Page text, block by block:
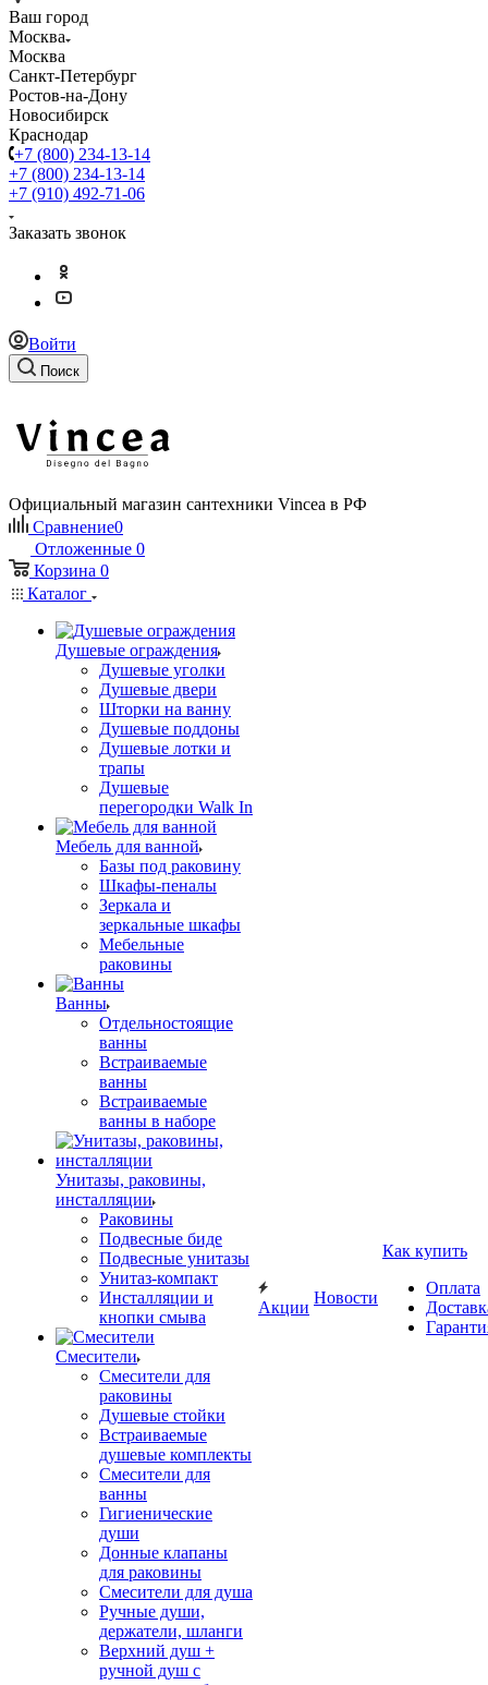
Ваш город
Москва
Москва
Санкт-Петербург
Ростов-на-Дону
Новосибирск
Краснодар
+7 (800) 234-13-14
+7 (800) 234-13-14
+7 (910) 492-71-06
Заказать звонок
Войти
Поиск
Официальный магазин сантехники Vincea в РФ
Сравнение0
Отложенные 0
Корзина 0
Каталог
Душевые ограждения
Душевые уголки
Душевые двери
Шторки на ванну
Душевые поддоны
Душевые лотки и
трапы
Душевые
перегородки Walk In
Мебель для ванной
Базы под раковину
Шкафы-пеналы
Зеркала и
зеркальные шкафы
Мебельные
раковины
Ванны
Отдельностоящие
ванны
Встраиваемые
ванны
Встраиваемые
ванны в наборе
Унитазы, раковины,
инсталляции
Раковины
Подвесные биде
Подвесные унитазы
Унитаз-компакт
Инсталляции и
кнопки смыва
Смесители
Смесители для
раковины
Душевые стойки
Встраиваемые
душевые комплекты
Смесители для
ванны
Гигиенические
души
Донные клапаны
для раковины
Смесители для душа
Ручные души,
держатели, шланги
Верхний душ +
ручной душ с
Акции
Новости
Как купить
Оплата